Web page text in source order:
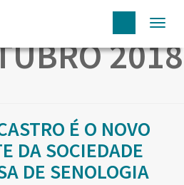
2018
É O NOVO
DA SOCIEDADE
DE SENOLOGIA